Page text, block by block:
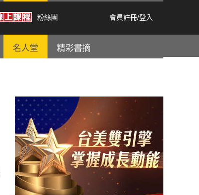
粉絲團 會員註冊/登入
名人堂 精彩書摘